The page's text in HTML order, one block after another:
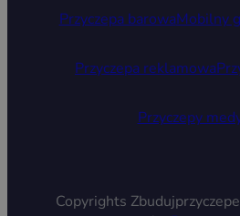
Przyczepa barowaMobilny
Przyczepa reklamowa
Przyczepy
Copyrights